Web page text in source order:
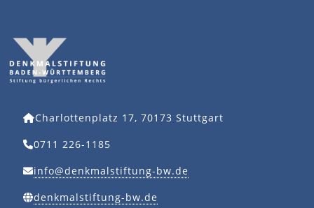
Charlottenplatz 17, 70173 Stuttgart
0711 226-1185
info@denkmalstiftung-bw.de
denkmalstiftung-bw.de